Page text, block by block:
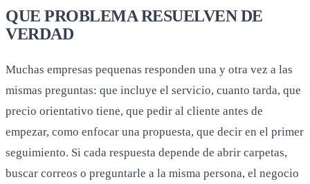
QUE PROBLEMA RESUELVEN DE
VERDAD
Muchas empresas pequenas responden una y otra vez a las
mismas preguntas: que incluye el servicio, cuanto tarda, que
precio orientativo tiene, que pedir al cliente antes de
empezar, como enfocar una propuesta, que decir en el primer
seguimiento. Si cada respuesta depende de abrir carpetas,
buscar correos o preguntarle a la misma persona, el negocio